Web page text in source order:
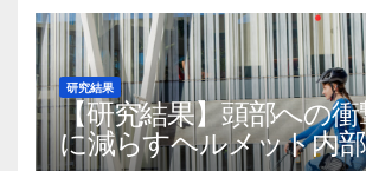
研究結果
【研究結果】頭部への
に減らすヘルメット内